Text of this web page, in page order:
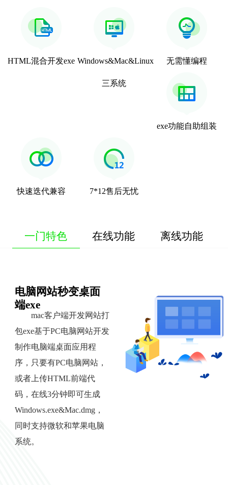
HTML混合开发exe Windows&Mac&Linux
三系统
无需懂编程
exe功能自助组装
快速迭代兼容 7*12售后无忧
一门特色 在线功能 离线功能
电脑网站秒变桌面
端exe
mac客户端开发网站打
包exe基于PC电脑网站开发
制作电脑端桌面应用程
序，只要有PC电脑网站，
或者上传HTML前端代
码，在线3分钟即可生成
Windows.exe&Mac.dmg，
同时支持微软和苹果电脑
系统。